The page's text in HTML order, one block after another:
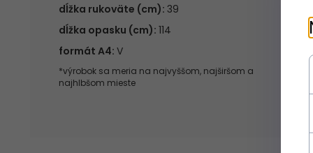
dĺžka rukoväte (cm): 39
dĺžka opasku (cm): 114
formát A4: V
*výrobok sa meria na najvyššom, najširšom a
najhlbšom mieste